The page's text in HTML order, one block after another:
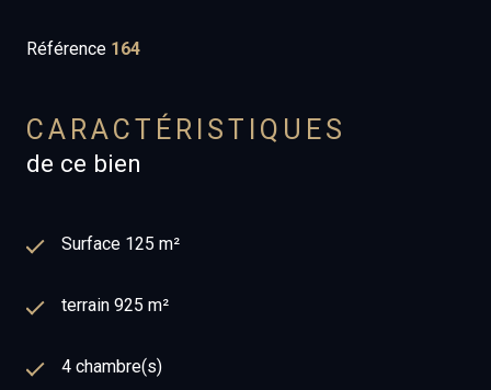
Référence 164
CARACTÉRISTIQUES
de ce bien
Surface 125 m²
terrain 925 m²
4 chambre(s)